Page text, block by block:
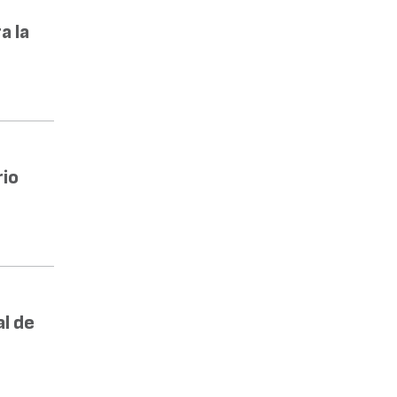
la
de